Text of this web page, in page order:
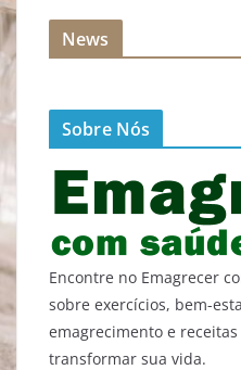
News
Sobre Nós
Encontre no Emagrecer
sobre exercícios, bem-
emagrecimento e
transformar sua vida.